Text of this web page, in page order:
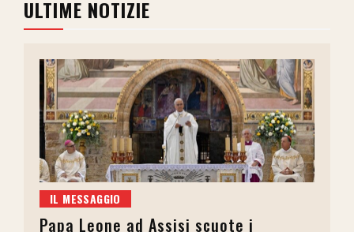
ULTIME NOTIZIE
IL MESSAGGIO
Papa Leone ad Assisi scuote i